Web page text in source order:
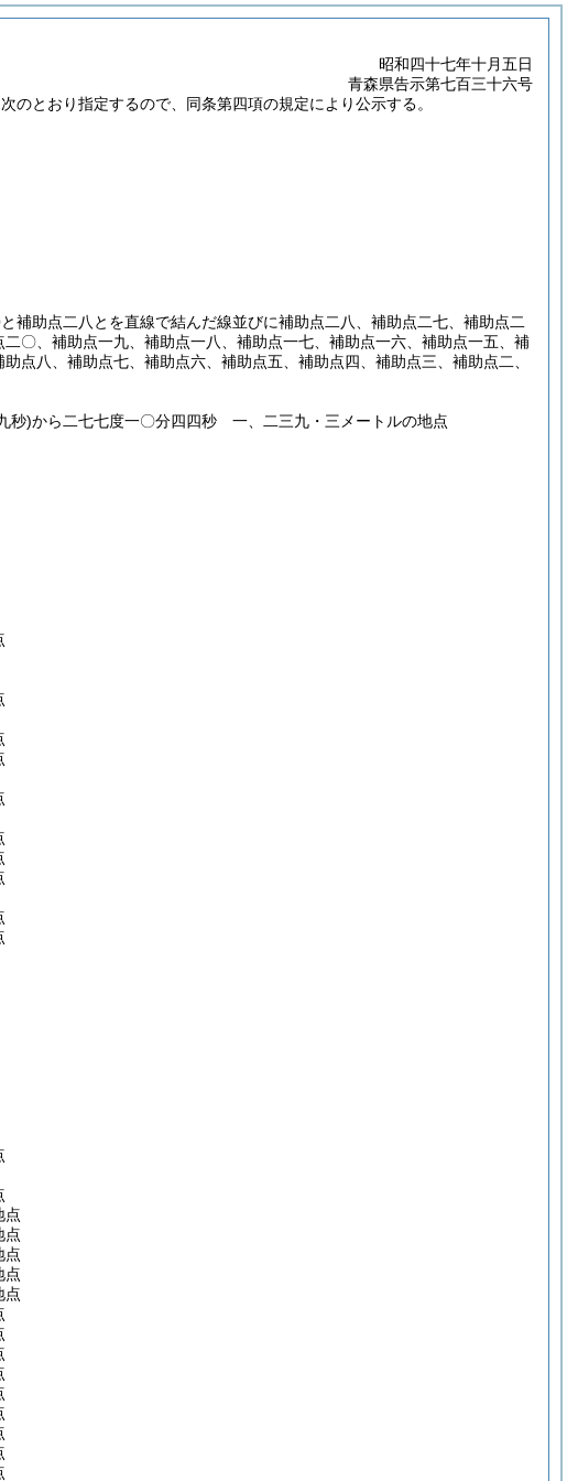
昭和四十七年十月五日
青森県告示第七百三十六号
のとおり指定するので、同条第四項の規定により公示する。
助点二八とを直線で結んだ線並びに補助点二八、補助点二七、補助点二
〇、補助点一九、補助点一八、補助点一七、補助点一六、補助点一五、補
点八、補助点七、補助点六、補助点五、補助点四、補助点三、補助点二、
秒)から二七七度一〇分四四秒 一、二三九・三メートルの地点
点
点
点
点
点